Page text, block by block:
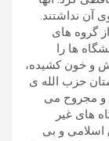
آن نداشتند.
گروه های
ها را
و خون کشیده،
حزب الله ی
و مجروح می
های غیر
اسلامی و بی